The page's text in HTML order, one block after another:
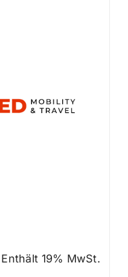
Enthält 19% MwSt.